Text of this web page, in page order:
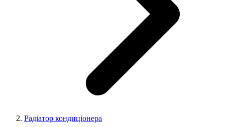
Радіатор кондиціонера